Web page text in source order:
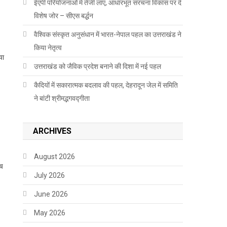
ईएपी परियोजनाओं में तेजी लाएं, आधारभूत संरचना विकास पर दें
विशेष जोर – सीएस बर्द्धन
वैश्विक संस्कृत अनुसंधान में भारत-नेपाल पहल का उत्तराखंड ने
किया नेतृत्व
उत्तराखंड को जैविक प्रदेश बनाने की दिशा में नई पहल
कैदियों में सकारात्मक बदलाव की पहल, देहरादून जेल में समिति
ने बांटी श्रीमद्भगवद्गीता
ARCHIVES
August 2026
July 2026
June 2026
May 2026